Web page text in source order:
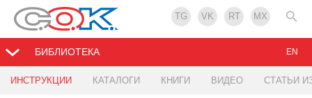
TG VK RT MX
БИБЛИОТЕКА
ИНСТРУКЦИИ КАТАЛОГИ КНИГИ ВИДЕО СТАТЬИ
EN